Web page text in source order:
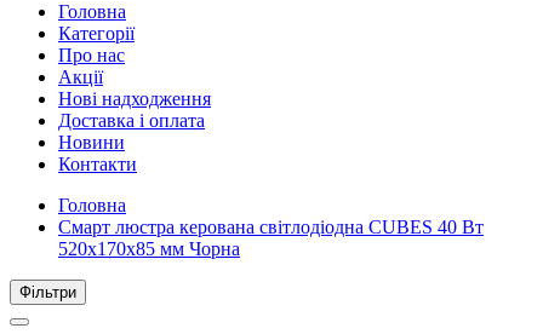
Головна
Категорії
Про нас
Акції
Нові надходження
Доставка і оплата
Новини
Контакти
Головна
Смарт люстра керована світлодіодна CUBES 40 Вт
520x170x85 мм Чорна
Фiльтри